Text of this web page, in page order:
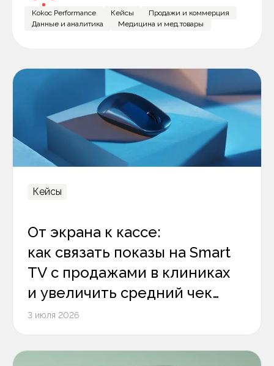
Kokoc Performance Кейсы
Продажи и коммерция
Данные и аналитика
Медицина и мед.товары
Кейсы
От экрана к кассе:
как связать показы на Smart
TV с продажами в клиниках
и увеличить средний чек
на 12%
3 июля 2026